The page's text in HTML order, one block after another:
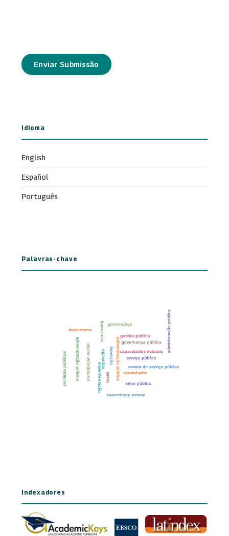
Enviar Submissão
Idioma
English
Español
Português
Palavras-chave
Indexadores